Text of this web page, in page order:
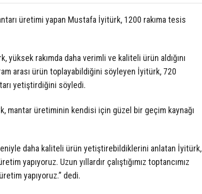
üretimi yapan Mustafa İyitürk, 1200 rakıma tesis
yüksek rakımda daha verimli ve kaliteli ürün aldığını
arası ürün toplayabildiğini söyleyen İyitürk, 720
yetiştirdiğini söyledi.
mantar üretiminin kendisi için güzel bir geçim kaynağı
daha kaliteli ürün yetiştirebildiklerini anlatan İyitürk,
yapıyoruz. Uzun yıllardır çalıştığımız toptancımız
yapıyoruz.” dedi.